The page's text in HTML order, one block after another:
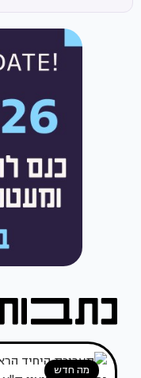
מה חדש